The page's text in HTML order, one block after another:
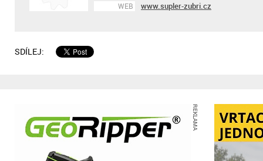
WEB www.supler-zubri.cz
SDÍLEJ:
REKLAMA